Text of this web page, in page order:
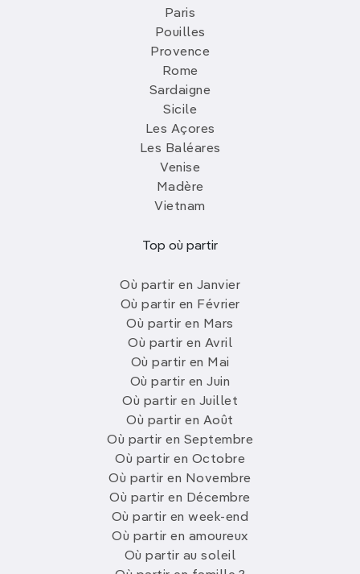
Paris
Pouilles
Provence
Rome
Sardaigne
Sicile
Les Açores
Les Baléares
Venise
Madère
Vietnam
Top où partir
Où partir en Janvier
Où partir en Février
Où partir en Mars
Où partir en Avril
Où partir en Mai
Où partir en Juin
Où partir en Juillet
Où partir en Août
Où partir en Septembre
Où partir en Octobre
Où partir en Novembre
Où partir en Décembre
Où partir en week-end
Où partir en amoureux
Où partir au soleil